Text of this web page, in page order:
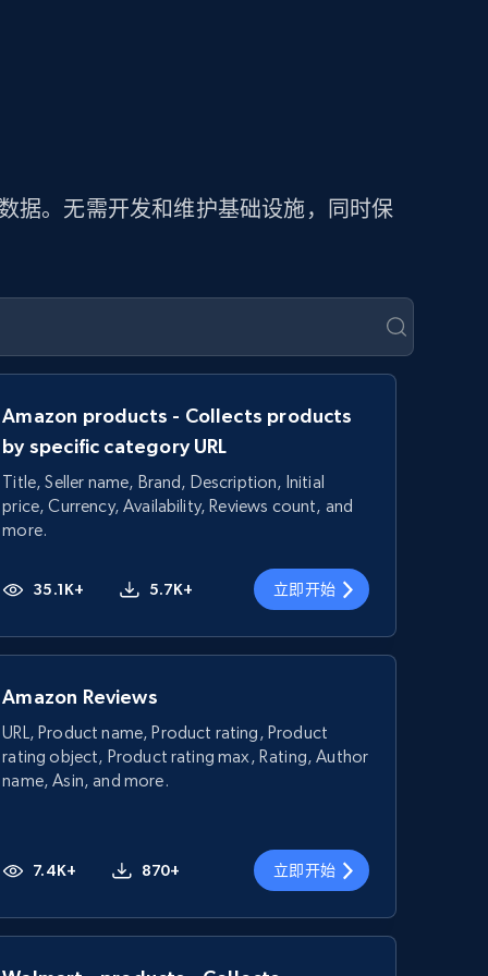
据。无需开发和维护基础设施，同时保
Amazon products - Collects products
by specific category URL
Title, Seller name, Brand, Description, Initial
price, Currency, Availability, Reviews count, and
more.
35.1K+ 5.7K+ 立即开始
Amazon Reviews
URL, Product name, Product rating, Product
rating object, Product rating max, Rating, Author
name, Asin, and more.
7.4K+ 870+ 立即开始